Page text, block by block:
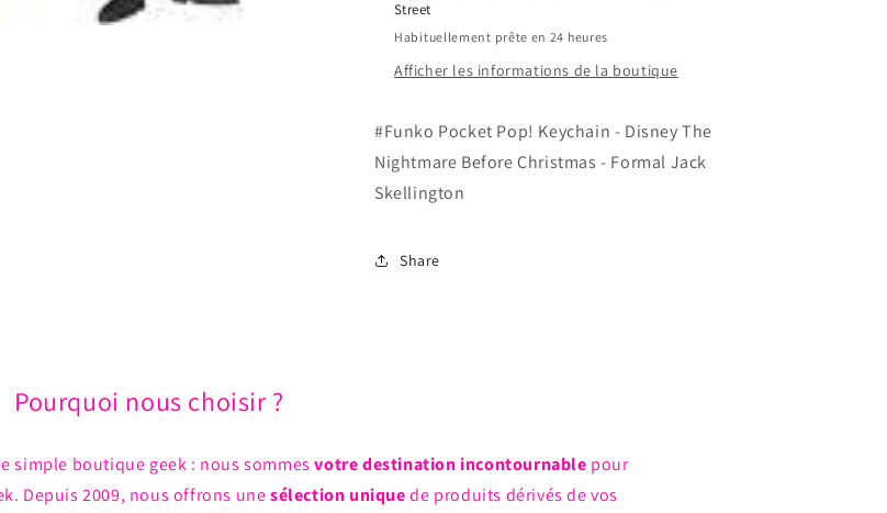
Before
Christmas
-
Skellington
Christmas
-
Skellington
Street
Habituellement prête en 24 heures
Afficher les informations de la boutique
#Funko Pocket Pop! Keychain - Disney The
Nightmare Before Christmas - Formal Jack
Skellington
Share
Pourquoi nous choisir ?
simple boutique geek : nous sommesvotre destination incontournable pour
Depuis 2009, nous offrons unesélection uniquede produits dérivés de vos